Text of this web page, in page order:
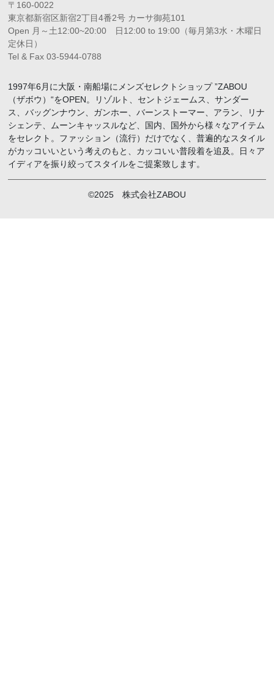
〒160-0022
東京都新宿区新宿2丁目4番2号 カーサ御苑101
Open 月～土12:00~20:00 日12:00 to 19:00（毎月第3水・木曜日
定休日）
Tel & Fax 03-5944-0788
1997年6月に大阪・南船場にメンズセレクトショップ ”ZABOU
（ザボウ）“をOPEN。リゾルト、セントジェームス、サンダー
ス、バッグンナウン、ガンホー、バーンストーマー、アラン、リナ
シェンテ、ムーンキャッスルなど、国内、国外から様々なアイテム
をセレクト。ファッション（流行）だけでなく、普遍的なスタイル
がカッコいいという考えのもと、カッコいい普段着を追及。日々ア
イディアを振り絞ってスタイルをご提案致します。
©2025 株式会社ZABOU